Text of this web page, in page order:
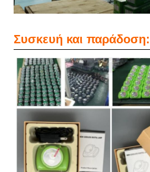
Συσκευή και παράδοση: